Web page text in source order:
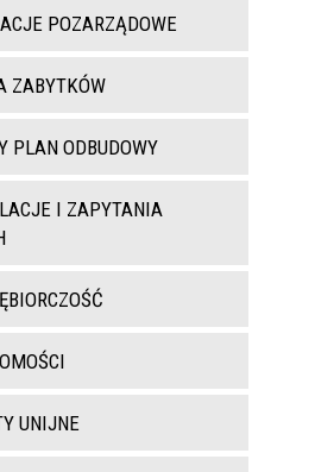
POZARZĄDOWE
ZABYTKÓW
PLAN ODBUDOWY
I ZAPYTANIA
UNIJNE